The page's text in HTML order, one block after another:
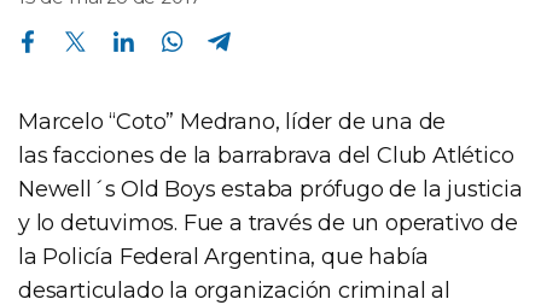
Compartir en Facebook Compartir en Twitter Compartir en Linkedin Compartir en Whatsapp
Marcelo “Coto” Medrano, líder de una de
las facciones de la barrabrava del Club Atlético
Newell´s Old Boys estaba prófugo de la justicia
y lo detuvimos. Fue a través de un operativo de
la Policía Federal Argentina, que había
desarticulado la organización criminal al